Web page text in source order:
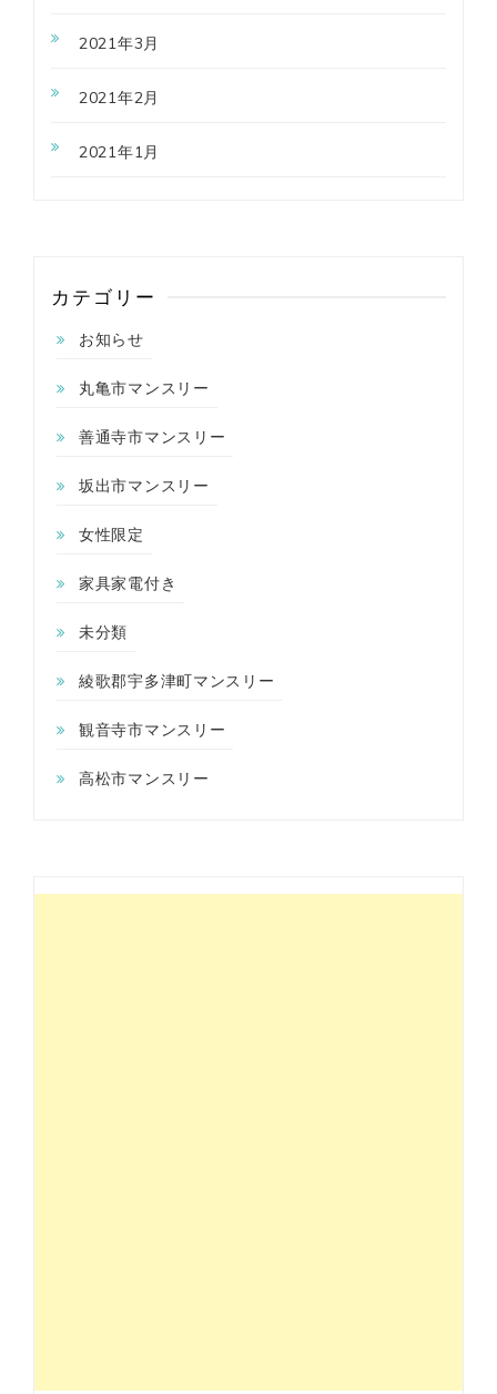
2021年3月
2021年2月
2021年1月
カテゴリー
お知らせ
丸亀市マンスリー
善通寺市マンスリー
坂出市マンスリー
女性限定
家具家電付き
未分類
綾歌郡宇多津町マンスリー
観音寺市マンスリー
高松市マンスリー